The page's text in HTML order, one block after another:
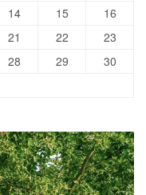
14 15
16
21 22
23
28 29
30